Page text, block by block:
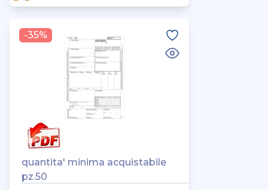
quantita' minima acquistabile
pz.50
-35%